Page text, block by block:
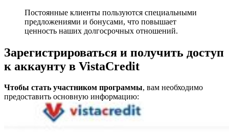
Постоянные клиенты пользуются специальными
предложениями и бонусами, что повышает
ценность наших долгосрочных отношений.
Зарегистрироваться и получить доступ
к аккаунту в VistaCredit
Чтобы стать участником программы, вам необходимо
предоставить основную информацию: